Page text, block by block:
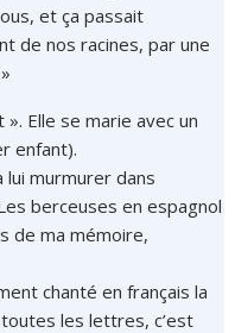
et ça passait
de nos racines, par une
». Elle se marie avec un
enfant).
lui murmurer dans
berceuses en espagnol
de ma mémoire,
chanté en français la
les lettres, c’est